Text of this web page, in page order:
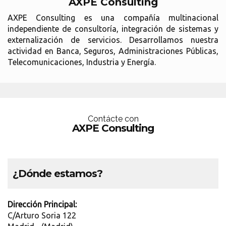
AXPE Consulting es una compañía multinacional
independiente de consultoría, integración de sistemas y
externalización de servicios. Desarrollamos nuestra
actividad en Banca, Seguros, Administraciones Públicas,
Telecomunicaciones, Industria y Energía.
Contácte con
AXPE Consulting
¿Dónde estamos?
Dirección Principal:
C/Arturo Soria 122